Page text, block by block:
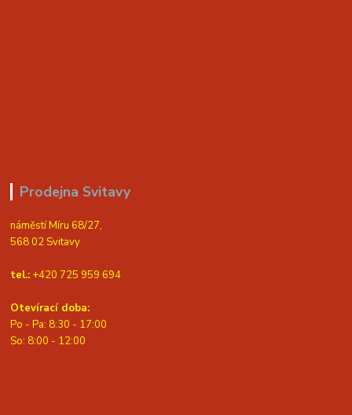
Prodejna Svitavy
náměstí Míru 68/27,
568 02 Svitavy
tel.: +420 725 959 694
Otevírací doba:
Po - Pa: 8:30 - 17:00
So: 8:00 - 12:00